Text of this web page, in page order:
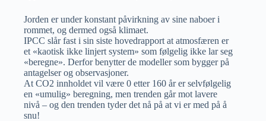
Jorden er under konstant påvirkning av sine naboer i
rommet, og dermed også klimaet.
IPCC slår fast i sin siste hovedrapport at atmosfæren er
et «kaotisk ikke linjert system» som følgelig ikke lar seg
«beregne». Derfor benytter de modeller som bygger på
antagelser og observasjoner.
At CO2 innholdet vil være 0 etter 160 år er selvfølgelig
en «umulig» beregning, men trenden går mot lavere
nivå – og den trenden tyder det nå på at vi er med på å
snu!